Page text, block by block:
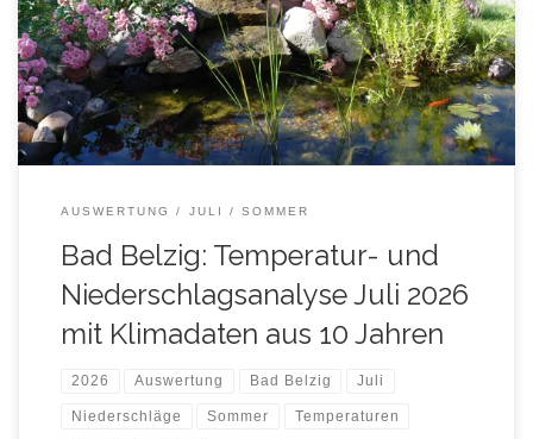
eine bessere Übersicht lassen sich einzelne Kurven in der
Legende durch Anklicken ein- und ausblenden. Für die
Anzeige von Tageswerten, fahren Sie mit der Maus in den […]
AUSWERTUNG JULI SOMMER
Bad Belzig: Temperatur- und
Niederschlagsanalyse Juli 2026
mit Klimadaten aus 10 Jahren
2026 Auswertung Bad Belzig Juli
Niederschläge Sommer Temperaturen